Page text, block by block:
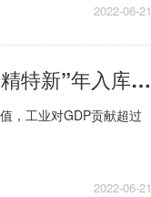
2022-06-21
江苏出台数字经济发展三年行动计划 “专精特新”年入库企业将超2万家
，工业对GDP贡献超过
2022-06-21